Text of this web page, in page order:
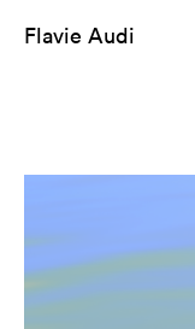
Flavie Audi